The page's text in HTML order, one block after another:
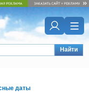
Найти
даты